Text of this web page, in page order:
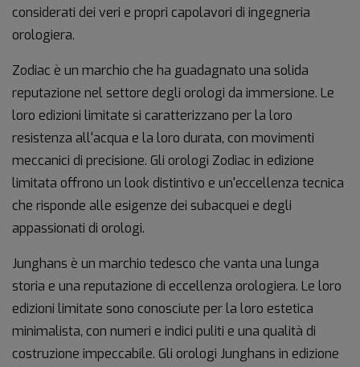
considerati dei veri e propri capolavori di ingegneria
orologiera.
Zodiac è un marchio che ha guadagnato una solida
reputazione nel settore degli orologi da immersione. Le
loro edizioni limitate si caratterizzano per la loro
resistenza all'acqua e la loro durata, con movimenti
meccanici di precisione. Gli orologi Zodiac in edizione
limitata offrono un look distintivo e un'eccellenza tecnica
che risponde alle esigenze dei subacquei e degli
appassionati di orologi.
Junghans è un marchio tedesco che vanta una lunga
storia e una reputazione di eccellenza orologiera. Le loro
edizioni limitate sono conosciute per la loro estetica
minimalista, con numeri e indici puliti e una qualità di
costruzione impeccabile. Gli orologi Junghans in edizione